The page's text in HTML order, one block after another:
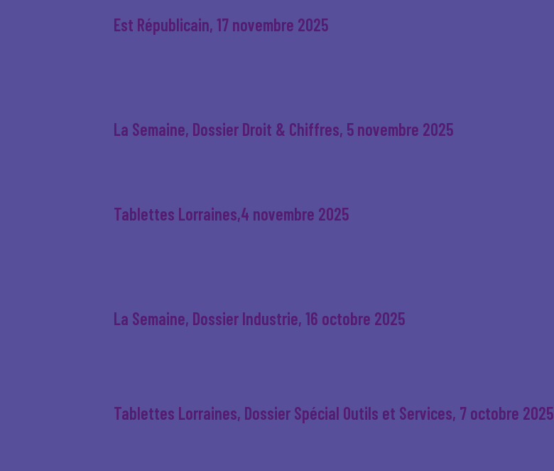
Est Républicain, 17 novembre 2025
La Semaine, Dossier Droit & Chiffres, 5 novembre 2025
Tablettes Lorraines,4 novembre 2025
La Semaine, Dossier Industrie, 16 octobre 2025
Tablettes Lorraines, Dossier Spécial Outils et Services, 7 octobre 2025